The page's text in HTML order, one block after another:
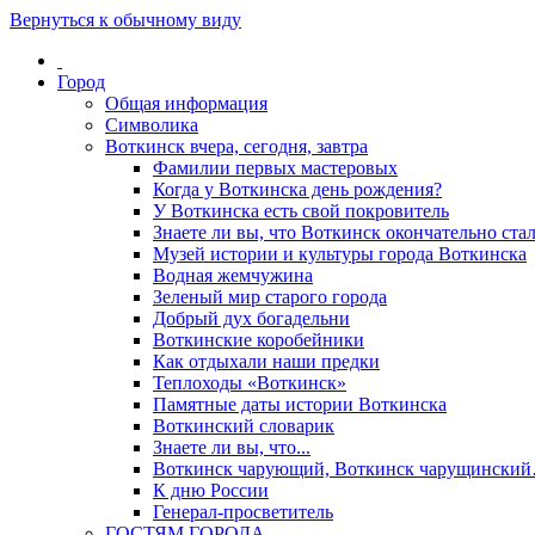
Вернуться к обычному виду
Город
Общая информация
Символика
Воткинск вчера, сегодня, завтра
Фамилии первых мастеровых
Когда у Воткинска день рождения?
У Воткинска есть свой покровитель
Знаете ли вы, что Воткинск окончательно
Музей истории и культуры города Воткинска
Водная жемчужина
Зеленый мир старого города
Добрый дух богадельни
Воткинские коробейники
Как отдыхали наши предки
Теплоходы «Воткинск»
Памятные даты истории Воткинска
Воткинский словарик
Знаете ли вы, что...
Воткинск чарующий, Воткинск
К дню России
Генерал-просветитель